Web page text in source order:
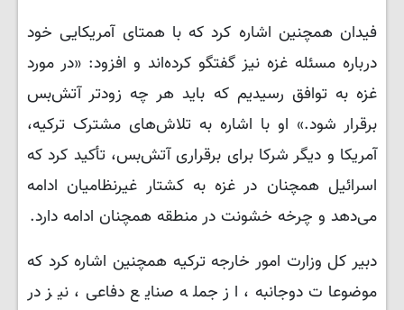
فیدان همچنین اشاره کرد که با همتای آمریکایی خود
درباره مسئله غزه نیز گفتگو کرده‌اند و افزود: «در مورد
غزه به توافق رسیدیم که باید هر چه زودتر آتش‌بس
برقرار شود.» او با اشاره به تلاش‌های مشترک ترکیه،
آمریکا و دیگر شرکا برای برقراری آتش‌بس، تأکید کرد که
اسرائیل همچنان در غزه به کشتار غیرنظامیان ادامه
می‌دهد و چرخه خشونت در منطقه همچنان ادامه دارد.
دبیر کل وزارت امور خارجه ترکیه همچنین اشاره کرد که
موضوعات دوجانبه، از جمله صنایع دفاعی، نیز در